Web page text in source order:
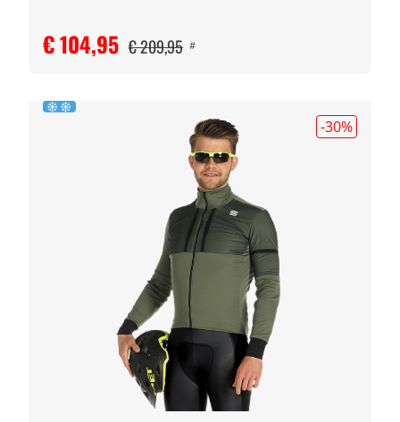
€ 104,95 € 209,95 #
-30%